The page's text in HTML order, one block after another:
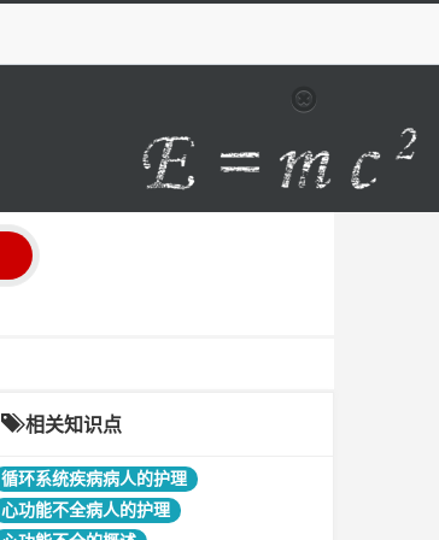
相关知识点
循环系统疾病病人的护理
心功能不全病人的护理